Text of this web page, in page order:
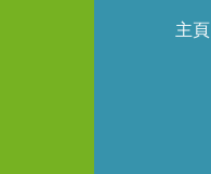
主頁